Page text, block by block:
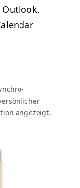
Out­look,
angezeigt.